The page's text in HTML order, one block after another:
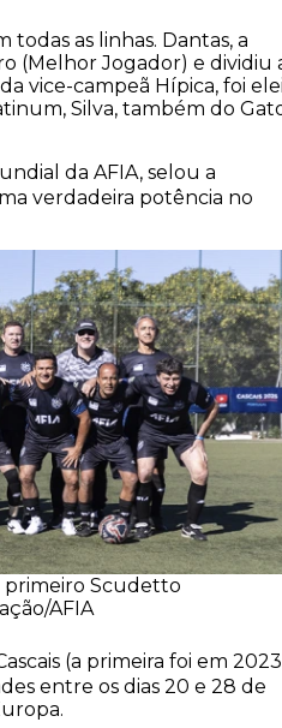
as linhas. Dantas, a
(Melhor Jogador) e dividiu
vice-campeã Hípica, foi
Silva, também do
da AFIA, selou a
verdadeira potência no
primeiro Scudetto
AFIA
(a primeira foi em
entre os dias 20 e 28 de